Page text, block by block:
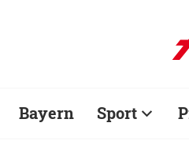
Bayern Sport